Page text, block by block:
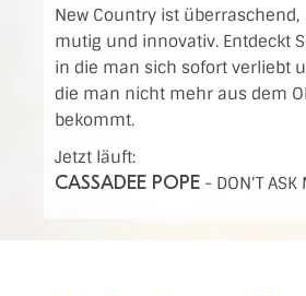
New Country ist überraschend,
mutig und innovativ. Entdeckt
in die man sich sofort verliebt
die man nicht mehr aus dem
bekommt.
Jetzt läuft:
CASSADEE POPE - DON'T ASK